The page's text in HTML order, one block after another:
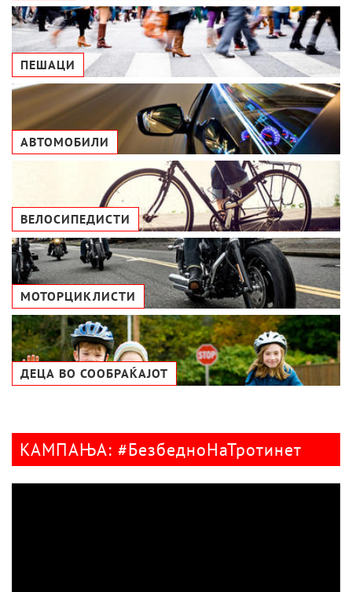
ПЕШАЦИ
АВТОМОБИЛИ
ВЕЛОСИПЕДИСТИ
МОТОРЦИКЛИСТИ
ДЕЦА ВО СООБРАЌАЈОТ
КАМПАЊА: #БезбедноНаТротинет